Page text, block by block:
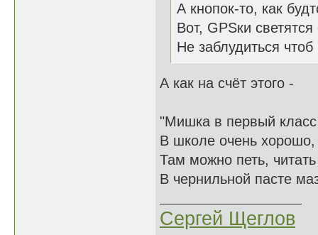
А кнопок-то, как
Вот, GPSки светятся
Не заблудиться
А как на счёт этого -
"Мишка в первый
В школе очень хорошо,
Там можно петь,
В чернильной пасте
Сергей Щеглов